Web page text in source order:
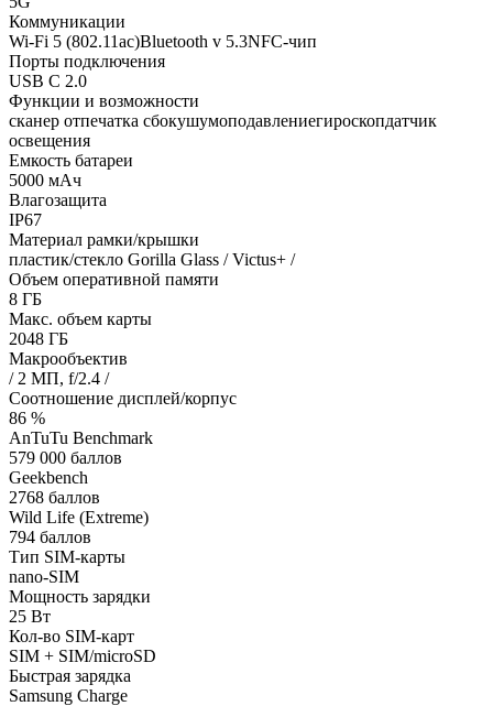
Коммуникации
Wi-Fi 5 (802.11ac)Bluetooth v 5.3NFC-чип
Порты подключения
USB C 2.0
Функции и возможности
сканер отпечатка сбокушумоподавлениегироскопдатчик
освещения
Емкость батареи
5000 мАч
Влагозащита
IP67
Материал рамки/крышки
пластик/стекло Gorilla Glass / Victus+ /
Объем оперативной памяти
8 ГБ
Макс. объем карты
2048 ГБ
Макрообъектив
/ 2 МП, f/2.4 /
Соотношение дисплей/корпус
86 %
AnTuTu Benchmark
579 000 баллов
Geekbench
2768 баллов
Wild Life (Extreme)
794 баллов
Тип SIM-карты
nano-SIM
Мощность зарядки
25 Вт
Кол-во SIM-карт
SIM + SIM/microSD
Быстрая зарядка
Samsung Charge